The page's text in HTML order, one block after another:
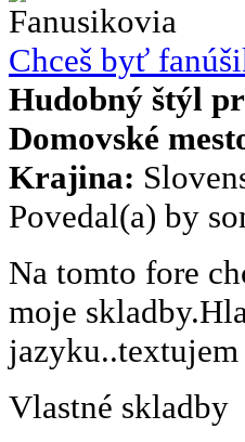
Fanusikovia
Chceš byť
Hudobný štýl
Domovské
Krajina:
Povedal(a) by
Na tomto fore
moje
Vlastné skladby